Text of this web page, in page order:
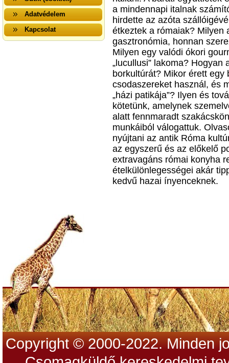
Adatvédelem
Kapcsolat
a mindennapi italnak
hirdette az azóta
étkeztek a rómaiak? Milyen
gasztronómia, honnan
Milyen egy valódi ókori
„lucullusi” lakoma?
borkultúrát? Mikor érett
csodaszereket használ, és
„házi patikája”? Ilyen és
kötetünk, amelynek
alatt fennmaradt
munkáiból válogattuk.
nyújtani az antik Róma
az egyszerű és az előkelő
extravagáns római konyha
ételkülönlegességei akár
kedvű hazai ínyenceknek.
Copyright © 2000-2022. Minden